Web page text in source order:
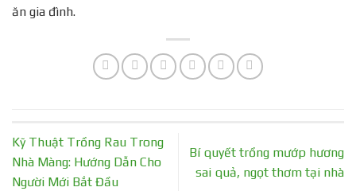
ăn gia đình.
Kỹ Thuật Trồng Rau Trong
Nhà Màng: Hướng Dẫn Cho
Người Mới Bắt Đầu
Bí quyết trồng mướp hương
sai quả, ngọt thơm tại nhà